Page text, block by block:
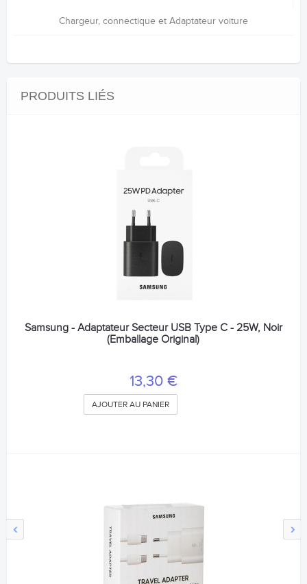
Chargeur, connectique et Adaptateur voiture
PRODUITS LIÉS
‹ ›
Samsung - Adaptateur Secteur USB Type C - 25W, Noir
(Emballage Original)
13,30 €
AJOUTER AU PANIER